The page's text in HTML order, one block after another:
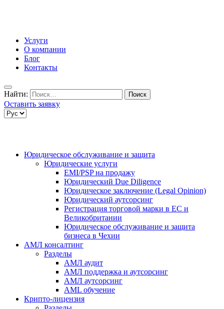
Услуги
О компании
Блог
Контакты
Найти:
Оставить заявку
Юридическое обслуживание и защита
Юридические услуги
EMI/PSP на продажу
Юридический Due Diligence
Юридическое заключение (Legal Opinion)
Юридический аутсорсинг
Регистрация торговой марки в ЕС и
Великобритании
Юридическое обслуживание и защита
бизнеса в Чехии
АМЛ консалтинг
Разделы
АМЛ аудит
АМЛ поддержка и аутсорсинг
АМЛ аутсорсинг
AML обучение
Крипто-лицензия